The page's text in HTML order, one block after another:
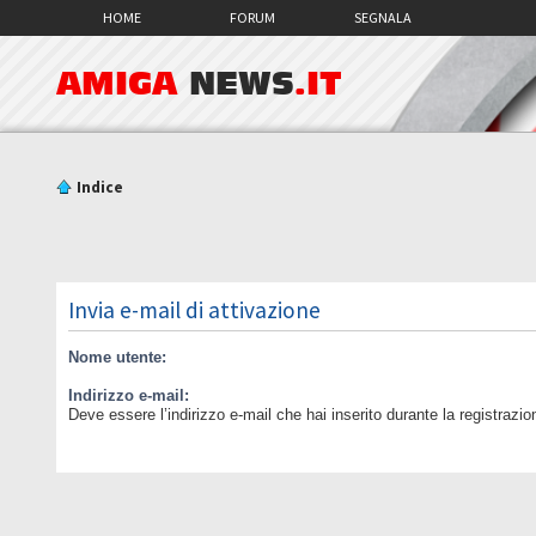
HOME FORUM SEGNALA
AMIGA NEWS.IT
Indice
Invia e-mail di attivazione
Nome utente:
Indirizzo e-mail:
Deve essere l’indirizzo e-mail che hai inserito durante la